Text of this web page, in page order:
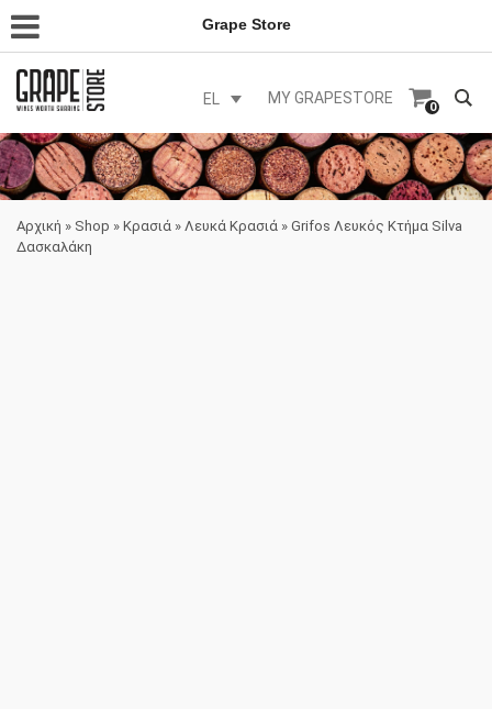
Grape Store
EL MY GRAPESTORE
0
Αρχική » Shop » Κρασιά » Λευκά Κρασιά » Grifos Λευκός Κτήμα Silva
Δασκαλάκη